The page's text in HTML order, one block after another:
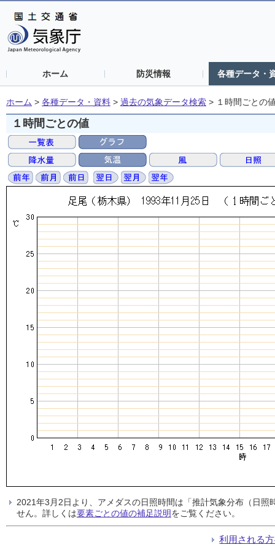
ホーム 防災情報 各種データ・
ホーム > 各種データ・資料 > 過去の気象データ検索 > １時間ごとの
１時間ごとの値
2021年3月2日より、アメダスの日照時間は「推計気象分布（日
せん。詳しくは要素ごとの値の補足説明をご覧ください。
利用される